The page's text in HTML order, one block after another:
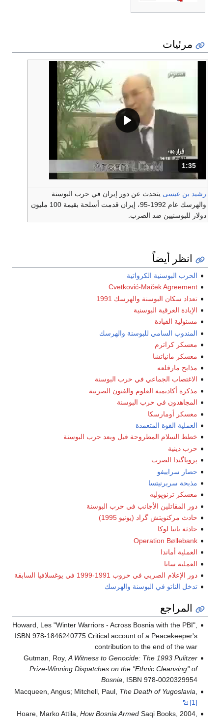
مرئيات
المدة: دقائق و 35 ثواني.
1:35
رشيد بن عيسى يتحدث عن دور إيران في حرب البوسنة
والهرسك عام 1992-95، إيران قدمت أسلحة بقيمة 100 مليون
دولار للبوسنيين ضد الصرب.
انظر أيضاً
الحرب البوسنية الكرواتية
Cvetković-Maček Agreement
تعداد سكان البوسنة والهرسك 1991
الإبادة العرقية البوسنية
مسئولية القيادة
المندوب السامي للبوسنة والهرسك
معسكر كراترم
معسكر مانياتشا
مذابح مارقلعه
الاغتصاب الجماعي في حرب البوسنة
مذكرة أكاديمية العلوم والفنون الصربية
المجاهدون في حرب البوسنة
معسكر أومارسكا
العملية القوة المتعمدة
خطط السلام المطروحة قبل وبعد حرب البوسنة
حرب دينية
پروپاگندا الصرب
حصار سراييفو
مذبحة سربرنيتسا
معسكر ترنوپوليه
دور المقاتلين الأجانب في حرب البوسنة
حادث مركنويتش گراد (يونيو 1995)
حادثة بانيا لوكا
Operation Bøllebank
العملية أماندا
العملية سانا
دور الإعلام الصربي في حروب 1991-1999 في يوغسلافيا السابقة
تدخل الناتو في البوسنة والهرسك
المراجع
Howard, Les "Winter Warriors - Across Bosnia with the PBI",
ISBN 978-1846240775 Critical account of a Peacekeeper's
contribution to the end of the war
Gutman, Roy, A Witness to Genocide: The 1993 Pulitzer
Prize-Winning Dispatches on the "Ethnic Cleansing" of
Bosnia , ISBN 978-0020329954
Macqueen, Angus; Mitchell, Paul, The Death of Yugoslavia
[1]
Hoare, Marko Attila, How Bosnia ArmedSaqi Books, 2004,